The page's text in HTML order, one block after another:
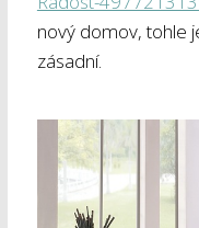
nový domov, tohle
zásadní.